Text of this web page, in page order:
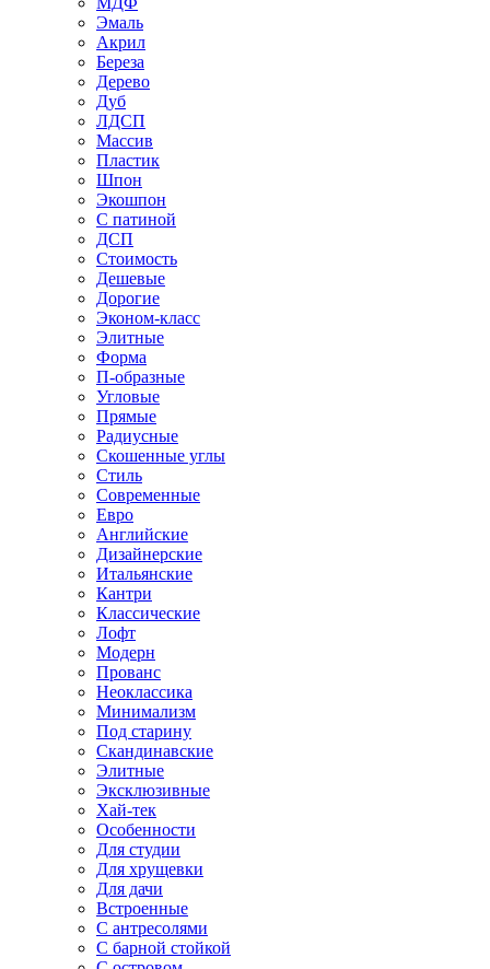
Эмаль
Акрил
Береза
Дерево
Дуб
ЛДСП
Массив
Пластик
Шпон
Экошпон
С патиной
ДСП
Стоимость
Дешевые
Дорогие
Эконом-класс
Элитные
Форма
П-образные
Угловые
Прямые
Радиусные
Скошенные углы
Стиль
Современные
Евро
Английские
Дизайнерские
Итальянские
Кантри
Классические
Лофт
Модерн
Прованс
Неоклассика
Минимализм
Под старину
Скандинавские
Элитные
Эксклюзивные
Хай-тек
Особенности
Для студии
Для хрущевки
Для дачи
Встроенные
С антресолями
С барной стойкой